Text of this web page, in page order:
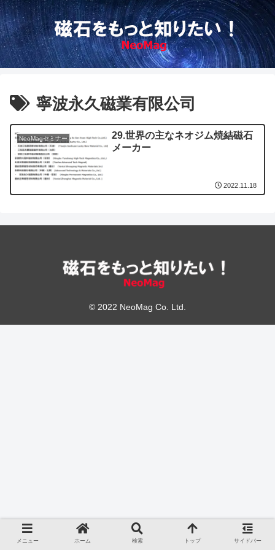
寧波永久磁業有限公司
NeoMagセミナー
29.世界の主なネオジム焼結磁石
メーカー
2022.11.18
© 2022 NeoMag Co. Ltd.
メニュー ホーム 検索 トップ サイドバー